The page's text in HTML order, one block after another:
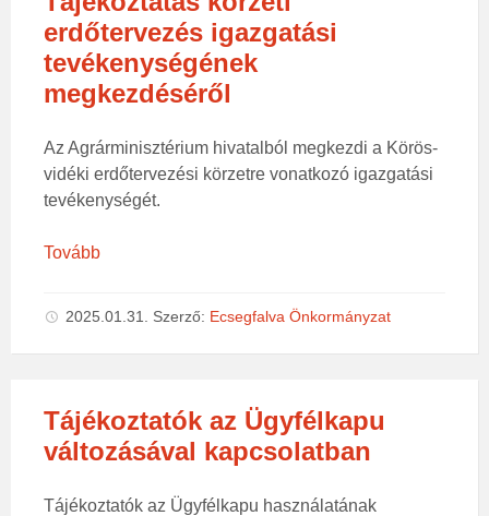
erdőtervezés igazgatási
tevékenységének
megkezdéséről
Az Agrárminisztérium hivatalból megkezdi a Körös-
vidéki erdőtervezési körzetre vonatkozó igazgatási
tevékenységét.
Tovább
2025.01.31. Szerző: Ecsegfalva Önkormányzat
Tájékoztatók az Ügyfélkapu
változásával kapcsolatban
Tájékoztatók az Ügyfélkapu használatának